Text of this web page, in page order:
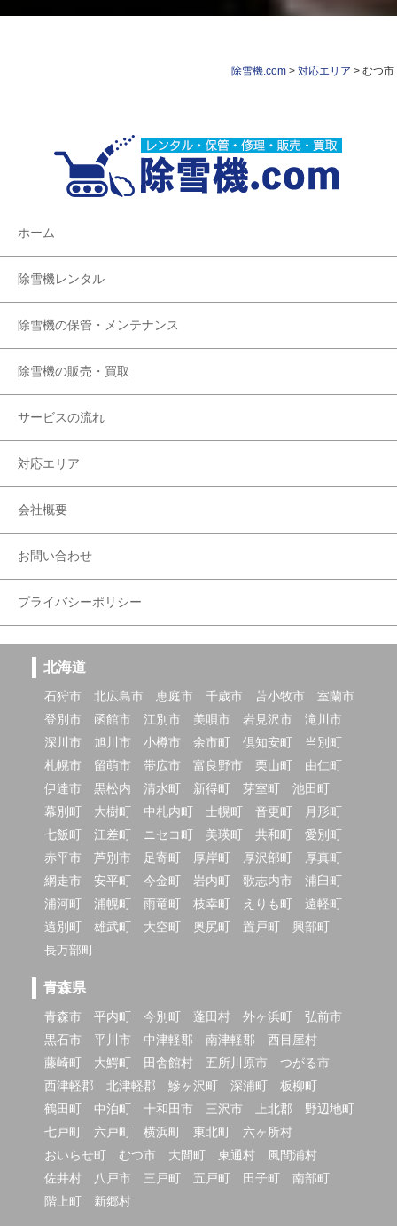
除雪機.com > 対応エリア > むつ市
ホーム
除雪機レンタル
除雪機の保管・メンテナンス
除雪機の販売・買取
サービスの流れ
対応エリア
会社概要
お問い合わせ
プライバシーポリシー
北海道
石狩市 北広島市 恵庭市 千歳市 苫小牧市
室蘭市
登別市
函館市 江別市 美唄市 岩見沢市
滝川市
深川市
旭川市 小樽市 余市町 倶知安町
当別町
札幌市
留萌市 帯広市 富良野市 栗山町
由仁町
伊達市
黒松内 清水町 新得町 芽室町
池田町
幕別町
大樹町 中札内町 士幌町 音更町
月形町
七飯町
江差町 ニセコ町 美瑛町 共和町
愛別町
赤平市
芦別市 足寄町 厚岸町 厚沢部町
厚真町
網走市
安平町 今金町 岩内町 歌志内市
浦臼町
浦河町
浦幌町 雨竜町 枝幸町 えりも町
遠軽町
遠別町
雄武町 大空町 奥尻町 置戸町
興部町
長万部町
青森県
青森市 平内町 今別町 蓬田村 外ヶ浜町
弘前市
黒石市
平川市 中津軽郡 南津軽郡
西目屋村
藤崎町
大鰐町 田舎館村 五所川原市
つがる市
西津軽郡
北津軽郡 鰺ヶ沢町 深浦町
板柳町
鶴田町
中泊町 十和田市 三沢市 上北郡
野辺地町
七戸町
六戸町 横浜町 東北町
六ヶ所村
おいらせ町
むつ市 大間町 東通村
風間浦村
佐井村
八戸市 三戸町 五戸町 田子町
南部町
階上町
新郷村